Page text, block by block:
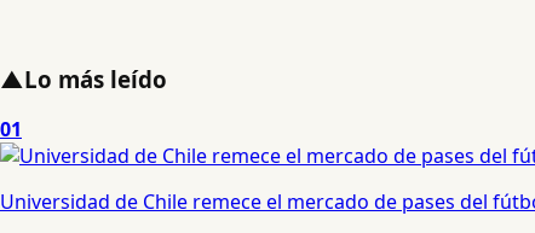
▲Lo más leído
01
Universidad de Chile remece el mercado de pases del